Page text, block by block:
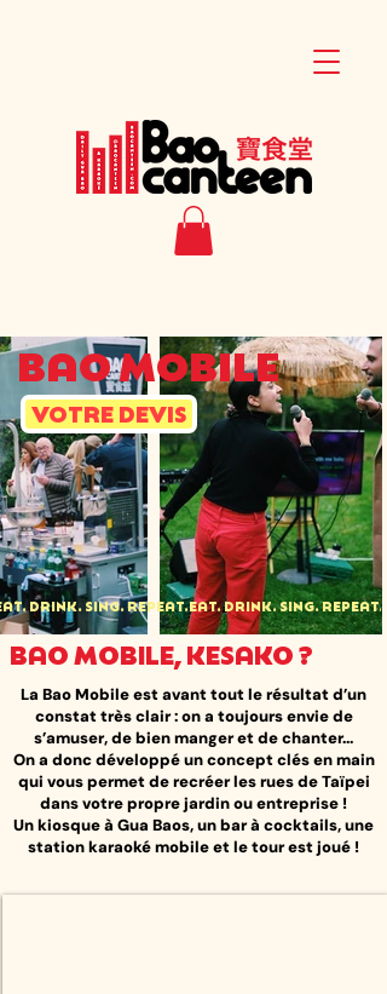
BAO MOBILE
VOTRE DEVIS
DRINK. SING. REPEAT.
BAO MOBILE, KESAKO ?
La Bao Mobile est avant tout le résultat d’un
constat très clair : on a toujours envie de
s’amuser, de bien manger et de chanter...​
On a donc développé un concept clés en main
qui vous permet de recréer les rues de Taïpei
dans votre propre jardin ou entreprise !
Un kiosque à Gua Baos, un bar à cocktails, une
station karaoké mobile et le tour est joué !